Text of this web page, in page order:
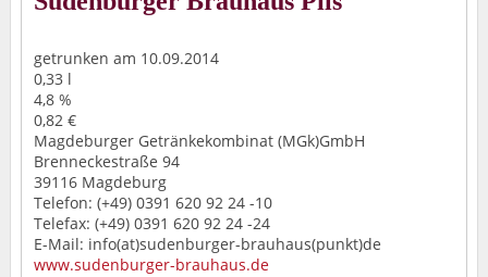
getrunken am 10.09.2014
0,33 l
4,8 %
0,82 €
Magdeburger Getränkekombinat (MGk)GmbH
Brenneckestraße 94
39116 Magdeburg
Telefon: (+49) 0391 620 92 24 -10
Telefax: (+49) 0391 620 92 24 -24
E-Mail: info(at)sudenburger-brauhaus(punkt)de
www.sudenburger-brauhaus.de